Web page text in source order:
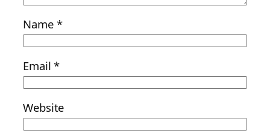
Name *
Email*
Website